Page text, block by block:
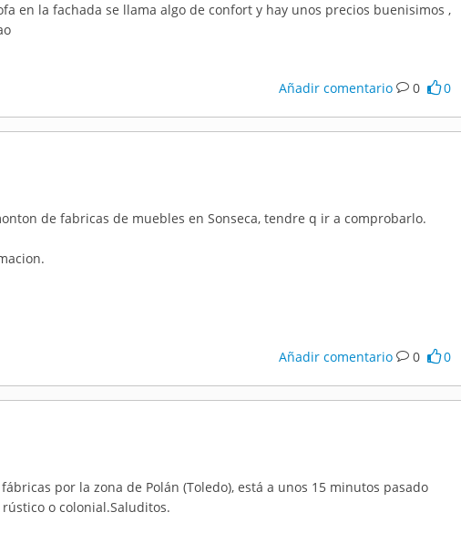
en la fachada se llama algo de confort y hay unos precios buenisimos ,
Añadir comentario 0 0
de fabricas de muebles en Sonseca, tendre q ir a comprobarlo.
Añadir comentario 0 0
por la zona de Polán (Toledo), está a unos 15 minutos pasado
o colonial.Saluditos.